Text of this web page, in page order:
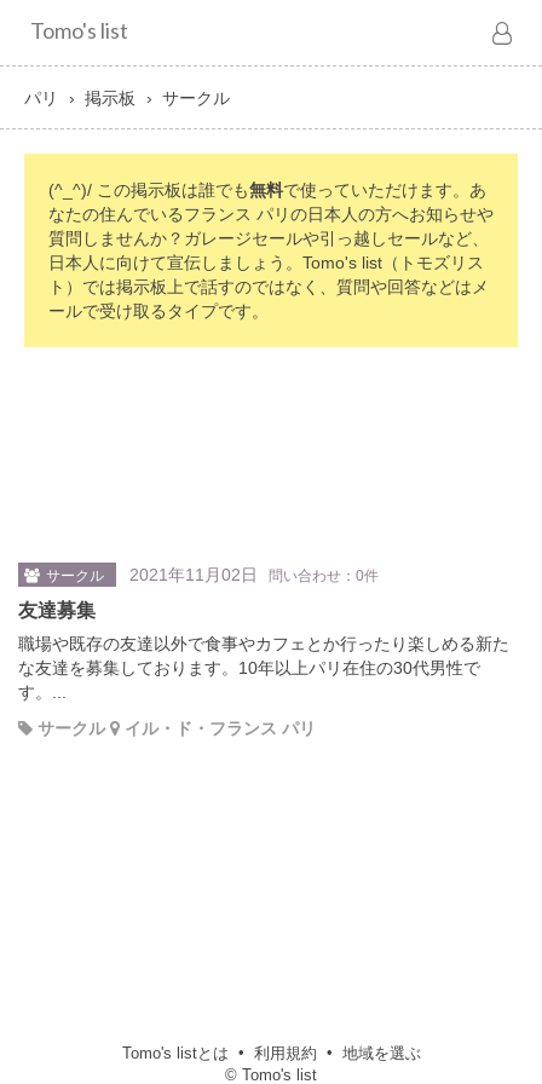
Tomo's list
パリ 掲示板 サークル
(^_^)/ この掲示板は誰でも無料で使っていただけます。あ
なたの住んでいるフランス パリの日本人の方へお知らせや
質問しませんか？ガレージセールや引っ越しセールなど、
日本人に向けて宣伝しましょう。Tomo's list（トモズリス
ト）では掲示板上で話すのではなく、質問や回答などはメ
ールで受け取るタイプです。
サークル 2021年11月02日 問い合わせ：0件
友達募集
職場や既存の友達以外で食事やカフェとか行ったり楽しめる新た
な友達を募集しております。10年以上パリ在住の30代男性で
す。...
サークル
イル・ド・フランス パリ
Tomo's listとは 利用規約
地域を選ぶ
© Tomo's list